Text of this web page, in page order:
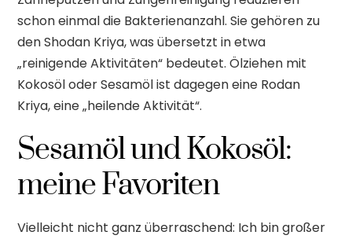
schon einmal die Bakterienanzahl. Sie gehören zu
den Shodan Kriya, was übersetzt in etwa
„reinigende Aktivitäten“ bedeutet. Ölziehen mit
Kokosöl oder Sesamöl ist dagegen eine Rodan
Kriya, eine „heilende Aktivität“.
Sesamöl und Kokosöl:
meine Favoriten
Vielleicht nicht ganz überraschend: Ich bin großer